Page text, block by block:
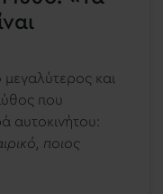
μεγαλύτερος και
που
αυτοκινήτου:
ποιος